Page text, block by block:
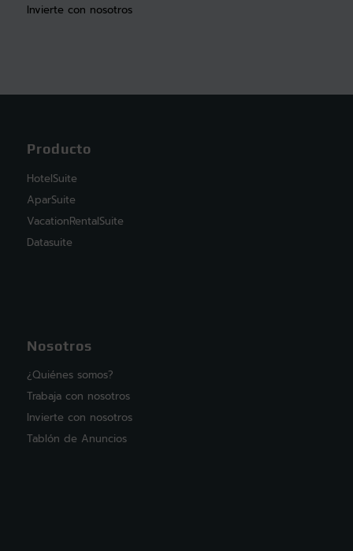
Invierte con nosotros
Producto
HotelSuite
AparSuite
VacationRentalSuite
Datasuite
Nosotros
¿Quiénes somos?
Trabaja con nosotros
Invierte con nosotros
Tablón de Anuncios